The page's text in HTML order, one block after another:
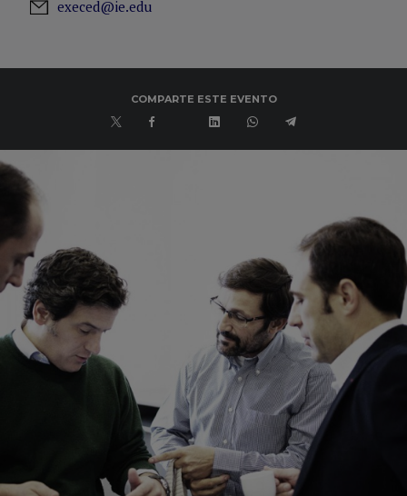
execed@ie.edu
COMPARTE ESTE EVENTO